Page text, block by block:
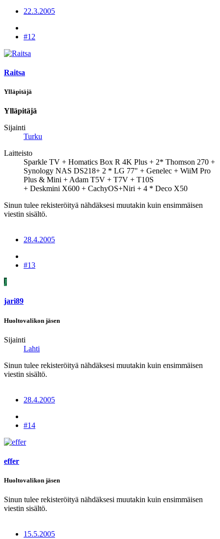
22.3.2005
#12
Raitsa
Ylläpitäjä
Ylläpitäjä
Sijainti
Turku
Laitteisto
Sparkle TV + Homatics Box R 4K Plus + 2* Thomson 270 +
Synology NAS DS218+ 2 * LG 77" + Genelec + WiiM Pro
Plus & Mini + Adam T5V + T7V + T10S
+ Deskmini X600 + CachyOS+Niri + 4 * Deco X50
Sinun tulee rekisteröityä nähdäksesi muutakin kuin ensimmäisen
viestin sisältö.
28.4.2005
#13
J
jari89
Huoltovalikon jäsen
Sijainti
Lahti
Sinun tulee rekisteröityä nähdäksesi muutakin kuin ensimmäisen
viestin sisältö.
28.4.2005
#14
effer
Huoltovalikon jäsen
Sinun tulee rekisteröityä nähdäksesi muutakin kuin ensimmäisen
viestin sisältö.
15.5.2005